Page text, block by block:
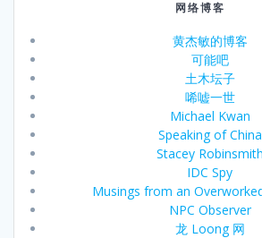
网络博客
黄杰敏的博客
可能吧
土木坛子
唏嘘一世
Michael Kwan
Speaking of China
Stacey Robinsmith
IDC Spy
Musings from an
NPC Observer
龙 Loong 网